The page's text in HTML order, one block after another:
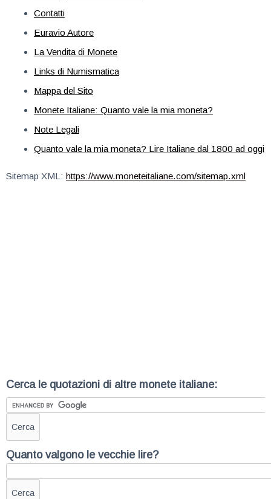
Contatti
Euravio Autore
La Vendita di Monete
Links di Numismatica
Mappa del Sito
Monete Italiane: Quanto vale la mia moneta?
Note Legali
Quanto vale la mia moneta? Lire Italiane dal 1800 ad oggi
Sitemap XML: https://www.moneteitaliane.com/sitemap.xml
Cerca le quotazioni di altre monete italiane:
Quanto valgono le vecchie lire?